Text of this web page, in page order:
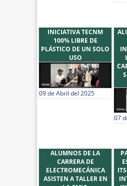
INICIATIVA TECNM
100% LIBRE DE
PLÁSTICO DE UN SOLO
USO
09 de Abril del 2025
07
ALUMNOS DE LA
CARRERA DE
ELECTROMECÁNICA
ASISTEN A TALLER EN